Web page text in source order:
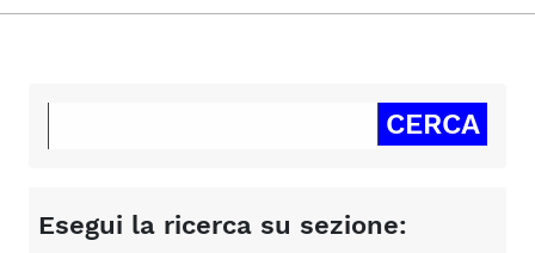
Esegui la ricerca su sezione: